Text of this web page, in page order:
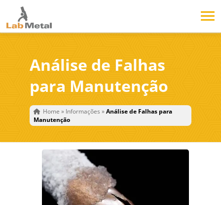
Análise de Falhas
para Manutenção
Home » Informações »Análise de Falhas para
Manutenção